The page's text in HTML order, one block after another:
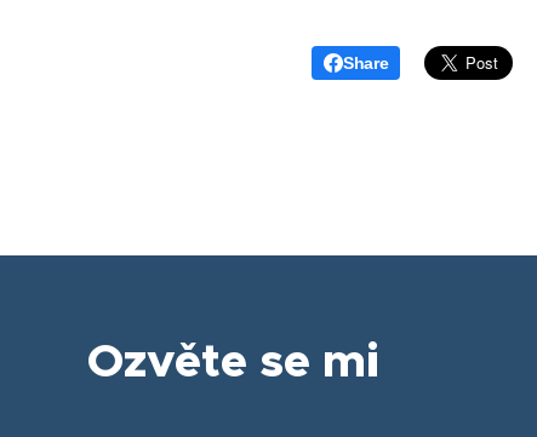
Share
Ozvěte se mi